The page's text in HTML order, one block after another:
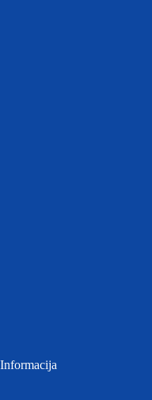
Informacija